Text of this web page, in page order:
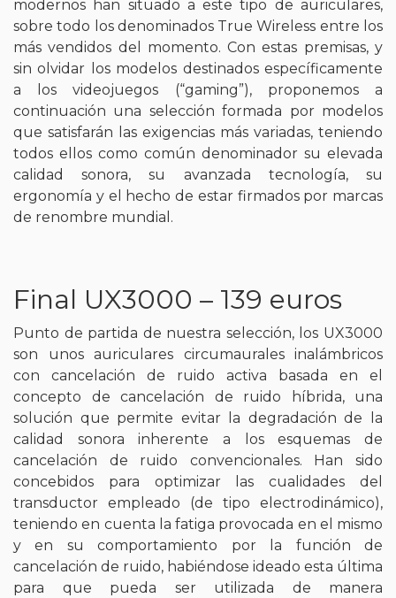
modernos han situado a este tipo de auriculares,
sobre todo los denominados True Wireless entre los
más vendidos del momento. Con estas premisas, y
sin olvidar los modelos destinados específicamente
a los videojuegos (“gaming”), proponemos a
continuación una selección formada por modelos
que satisfarán las exigencias más variadas, teniendo
todos ellos como común denominador su elevada
calidad sonora, su avanzada tecnología, su
ergonomía y el hecho de estar firmados por marcas
de renombre mundial.
Final UX3000 – 139 euros
Punto de partida de nuestra selección, los UX3000
son unos auriculares circumaurales inalámbricos
con cancelación de ruido activa basada en el
concepto de cancelación de ruido híbrida, una
solución que permite evitar la degradación de la
calidad sonora inherente a los esquemas de
cancelación de ruido convencionales. Han sido
concebidos para optimizar las cualidades del
transductor empleado (de tipo electrodinámico),
teniendo en cuenta la fatiga provocada en el mismo
y en su comportamiento por la función de
cancelación de ruido, habiéndose ideado esta última
para que pueda ser utilizada de manera